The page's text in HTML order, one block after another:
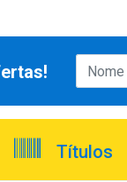
Títulos